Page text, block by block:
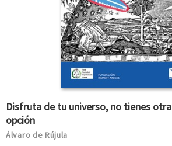
Disfruta de tu universo, no tienes otra
opción
Álvaro de Rújula